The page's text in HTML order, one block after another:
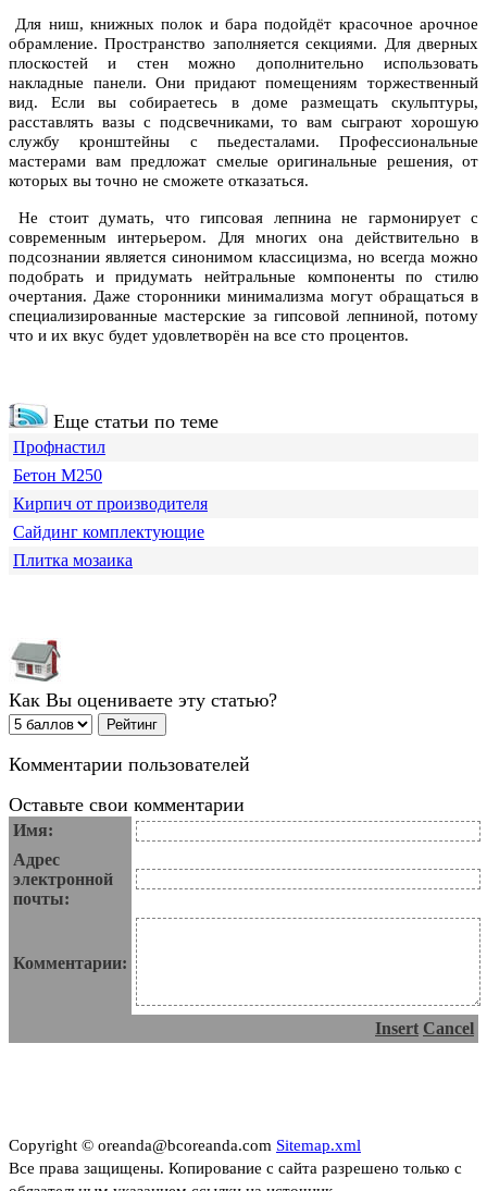
Для ниш, книжных полок и бара подойдёт красочное арочное
обрамление. Пространство заполняется секциями. Для дверных
плоскостей и стен можно дополнительно использовать
накладные панели. Они придают помещениям торжественный
вид. Если вы собираетесь в доме размещать скульптуры,
расставлять вазы с подсвечниками, то вам сыграют хорошую
службу кронштейны с пьедесталами. Профессиональные
мастерами вам предложат смелые оригинальные решения, от
которых вы точно не сможете отказаться.
Не стоит думать, что гипсовая лепнина не гармонирует с
современным интерьером. Для многих она действительно в
подсознании является синонимом классицизма, но всегда можно
подобрать и придумать нейтральные компоненты по стилю
очертания. Даже сторонники минимализма могут обращаться в
специализированные мастерские за гипсовой лепниной, потому
что и их вкус будет удовлетворён на все сто процентов.
Еще статьи по теме
Профнастил
Бетон М250
Кирпич от производителя
Сайдинг комплектующие
Плитка мозаика
Как Вы оцениваете эту статью?
Комментарии пользователей
Оставьте свои комментарии
Имя:
Адрес
электронной
почты:
Комментарии:
Insert Cancel
Copyright © oreanda@bcoreanda.com Sitemap.xml
Все права защищены. Копирование с сайта разрешено только с